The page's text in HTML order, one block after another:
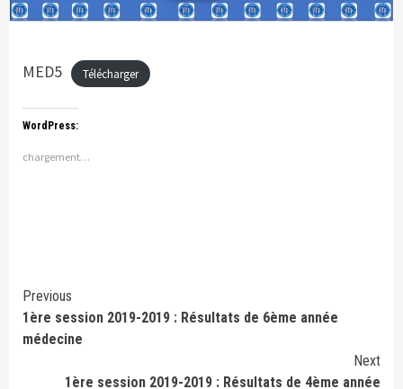
MED5 Télécharger
WordPress:
chargement…
Continue
Reading
Previous
1ère session 2019-2019 : Résultats de 6ème année
médecine
Next
1ère session 2019-2019 : Résultats de 4ème année